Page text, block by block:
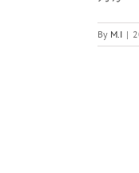
By M.I |